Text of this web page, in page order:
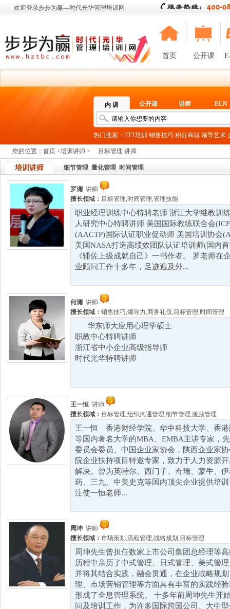
欢迎登录步步为赢—时代光华管理培训网
首页 公开课
内 训 公开课 讲师 ELN
热门搜索： TTT培训 销售技巧 积分商城 领导艺术
您的位置： 首页 >培训讲师 > 目标管理 讲师
培训讲师 细节管理 量化管理 时间管理
罗澜 讲师
擅长领域： 目标管理,时间管理,管理技能
职业经理训练中心特聘老师 浙江大学继教训
人研究中心特聘讲师 美国国际教练联合会
(AACTP)国际认证职业促动师 美国培训协会
美国NASA打造高绩效团队认证培训师(国内
《辅佐上级成就自己》一书作者。 罗老师在
业顾问工作十多年，足迹遍及外...
何澜 讲师
擅长领域： 销售技巧,领导力,商务礼仪, 目标管理,时间管理
华东师大应用心理学硕士
职教中心特聘讲师
浙江省中小企业高级指导师
时代光华特聘讲师
王一恒 讲师
擅长领域： 目标管理,组织沟通管理,细节管理,激励管理
王一恒 香港财经学院、华中科技大学、香
等国内著名大学的MBA、EMBA主讲专家，
委员会委员、中国企业家协会，陕西企业家
院企业扶持项目特邀专家，致力于人力资源
解决。曾为英特尔、西门子、奇瑞、蒙牛、
药、三九、中美史克等国内顶尖企业提供培
注使一恒老师...
周坤 讲师
擅长领域： 市场策划 ,流程管理,战略规划 , 目标管理
周坤先生曾担任数家上市公司集团总经理等
历程中亲历了中式管理、日式管理、美式管
并将其结合实践，融会贯通，在企业战略规
理、市场营销管理等方面具有丰富的实践经
形成了全息管理系统。 十多年前周坤先生开
问及培训工作，为许多国际跨国公司、大中